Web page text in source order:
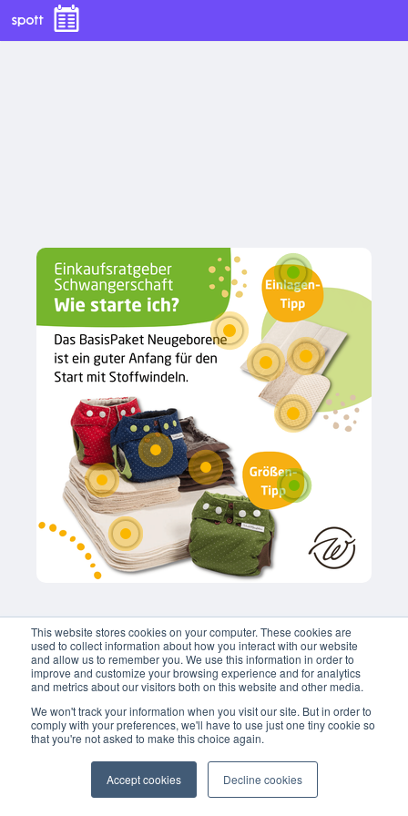
This website stores cookies on your computer. These cookies are
used to collect information about how you interact with our website
and allow us to remember you. We use this information in order to
improve and customize your browsing experience and for analytics
and metrics about our visitors both on this website and other media.
We won't track your information when you visit our site. But in order to
comply with your preferences, we'll have to use just one tiny cookie so
that you're not asked to make this choice again.
Accept cookies Decline cookies
BasisPaket Neugeborene
Booster
Bio-Baumwoll Herkules Prefold
Bio-Baumwollfrottee EinlageDamit du deine
Einlagen-Ausstattung
auf dein Kind
abstimmen kannst,
haben wir weitere
Einlagen in
Neugeborenengröße
im Shop. Die passen
perfekt in die kleinen
besten ergänzt du die
Einlagen aus dem
Basispaket durch
deine
Lieblingseinlagen.
Du benötigst
genügend Einlagen
für zirka zehn
Wickelvorgänge pro
Tag.